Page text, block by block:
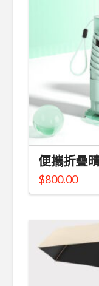
便攜折疊
$800.00